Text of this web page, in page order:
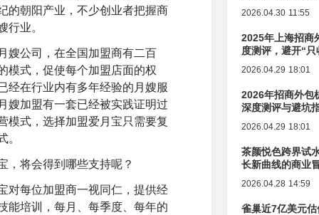
的朝阳产业，不少创业者把握商
行业。
嫂公司，在全国加盟商有二百
模式，促使每个加盟店面的权
经在行业内有多年经验的月嫂服
嫂加盟有一套已经被实践证明过
模式，选择加盟爱月宝只需要复
。
，将会得到哪些支持呢？
对每位加盟商一视同仁，提供经
能培训，每月、每季度、每年的
2026.04.30 11:55
2025年上海招商
度测评，避开“
2026.04.29 18:01
2026年招商外包
深度测评与避坑
2026.04.29 18:01
茶颜悦色跨界试
长新曲线的商业
2026.04.28 14:59
雀巢近7亿美元